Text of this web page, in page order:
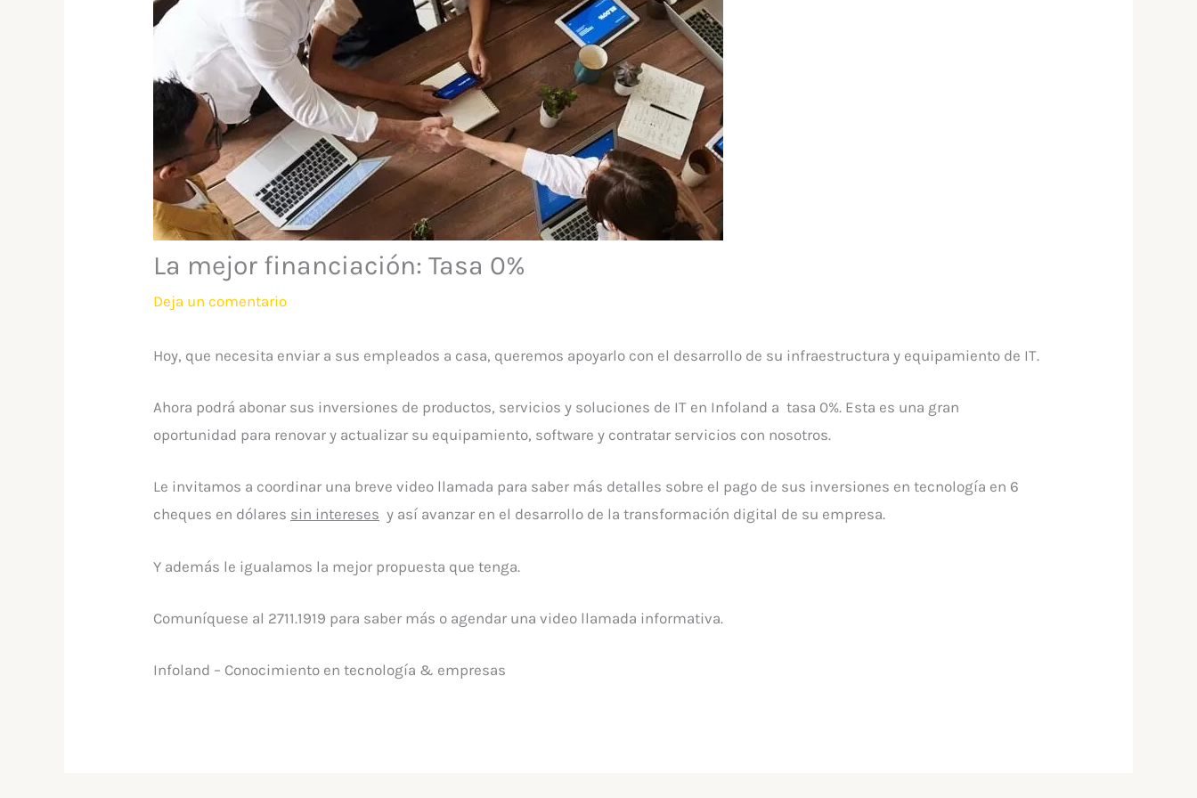
La mejor financiación: Tasa 0%
Deja un comentario
Hoy, que necesita enviar a sus empleados a casa, queremos apoyarlo con el desarrollo de su infraestructura y equipamiento de IT.
Ahora podrá abonar sus inversiones de productos, servicios y soluciones de IT en Infoland a tasa 0%. Esta es una gran
oportunidad para renovar y actualizar su equipamiento, software y contratar servicios con nosotros.
Le invitamos a coordinar una breve video llamada para saber más detalles sobre el pago de sus inversiones en tecnología en 6
cheques en dólares sin intereses y así avanzar en el desarrollo de la transformación digital de su empresa.
Y además le igualamos la mejor propuesta que tenga.
Comuníquese al 2711.1919 para saber más o agendar una video llamada informativa.
Infoland – Conocimiento en tecnología & empresas